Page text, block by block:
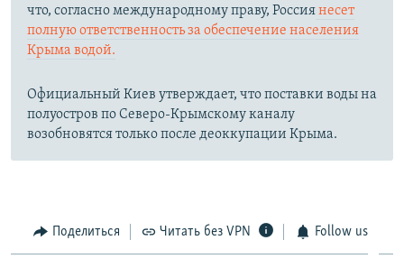
что, согласно международному праву, Россиянесет
полную ответственность за обеспечение населения
Крыма водой.
Официальный Киев утверждает, что поставки воды на
полуостров по Северо-Крымскому каналу
возобновятся только после деоккупации Крыма.
Поделиться Читать без VPN Follow us